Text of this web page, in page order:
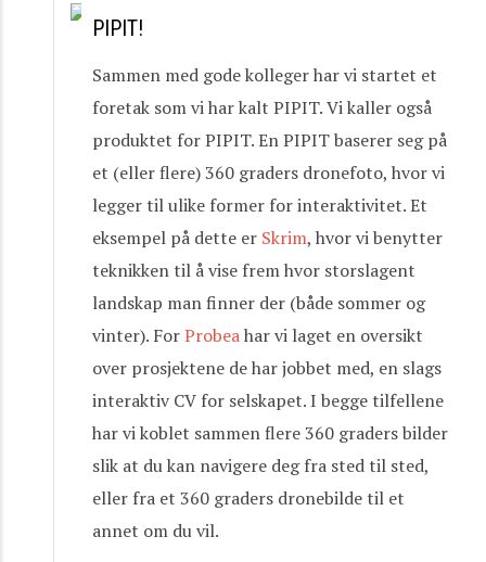
PIPIT!
Sammen med gode kolleger har vi startet et
foretak som vi har kalt PIPIT. Vi kaller også
produktet for PIPIT. En PIPIT baserer seg på
et (eller flere) 360 graders dronefoto, hvor vi
legger til ulike former for interaktivitet. Et
eksempel på dette er Skrim, hvor vi benytter
teknikken til å vise frem hvor storslagent
landskap man finner der (både sommer og
vinter). ForProbeahar vi laget en oversikt
over prosjektene de har jobbet med, en slags
interaktiv CV for selskapet. I begge tilfellene
har vi koblet sammen flere 360 graders bilder
slik at du kan navigere deg fra sted til sted,
eller fra et 360 graders dronebilde til et
annet om du vil.